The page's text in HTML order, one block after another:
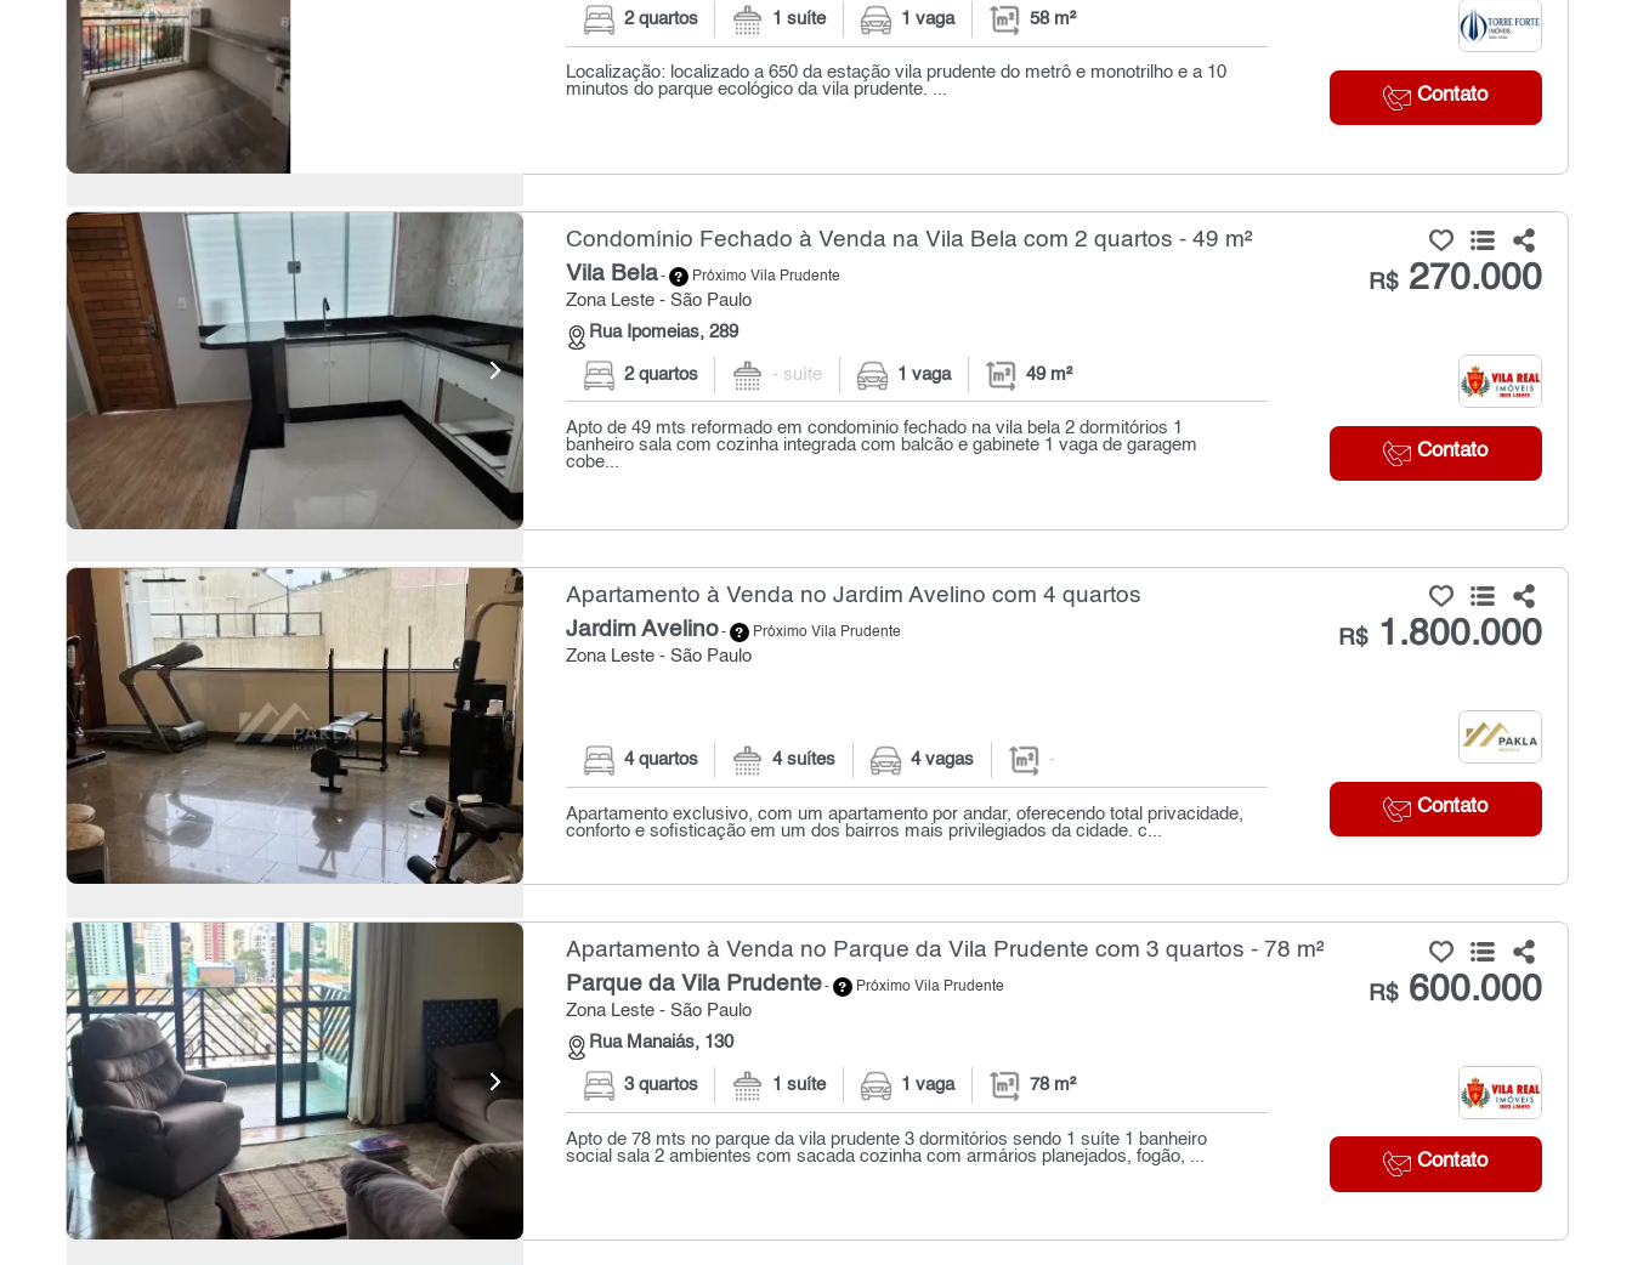
Contato
2 quartos 1 suíte 1 vaga 58 m²
Localização: localizado a 650 da estação vila prudente do metrô e monotrilho e a 10
minutos do parque ecológico da vila prudente. ...
Condomínio Fechado à Venda na Vila Bela com 2 quartos - 49 m²
Vila Bela- Próximo Vila Prudente
Zona Leste - São Paulo
Rua Ipomeias, 289
R$270.000
Contato
2 quartos - suíte 1 vaga 49 m²
Apto de 49 mts reformado em condominio fechado na vila bela 2 dormitórios 1
banheiro sala com cozinha integrada com balcão e gabinete 1 vaga de garagem
cobe...
Apartamento à Venda no Jardim Avelino com 4 quartos
Jardim Avelino- Próximo Vila Prudente
Zona Leste - São Paulo
R$1.800.000
Contato
4 quartos 4 suítes 4 vagas -
Apartamento exclusivo, com um apartamento por andar, oferecendo total privacidade,
conforto e sofisticação em um dos bairros mais privilegiados da cidade. c...
Apartamento à Venda no Parque da Vila Prudente com 3 quartos - 78 m²
Parque da Vila Prudente- Próximo Vila Prudente
Zona Leste - São Paulo
Rua Manaiás, 130
R$600.000
Contato
3 quartos 1 suíte 1 vaga 78 m²
Apto de 78 mts no parque da vila prudente 3 dormitórios sendo 1 suíte 1 banheiro
social sala 2 ambientes com sacada cozinha com armários planejados, fogão, ...